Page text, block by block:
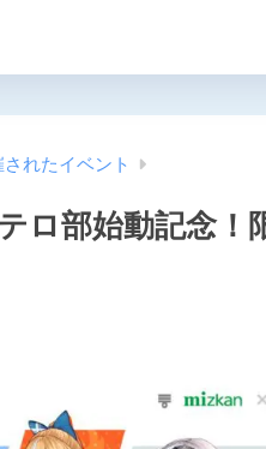
れたイベント
ロ部始動記念！